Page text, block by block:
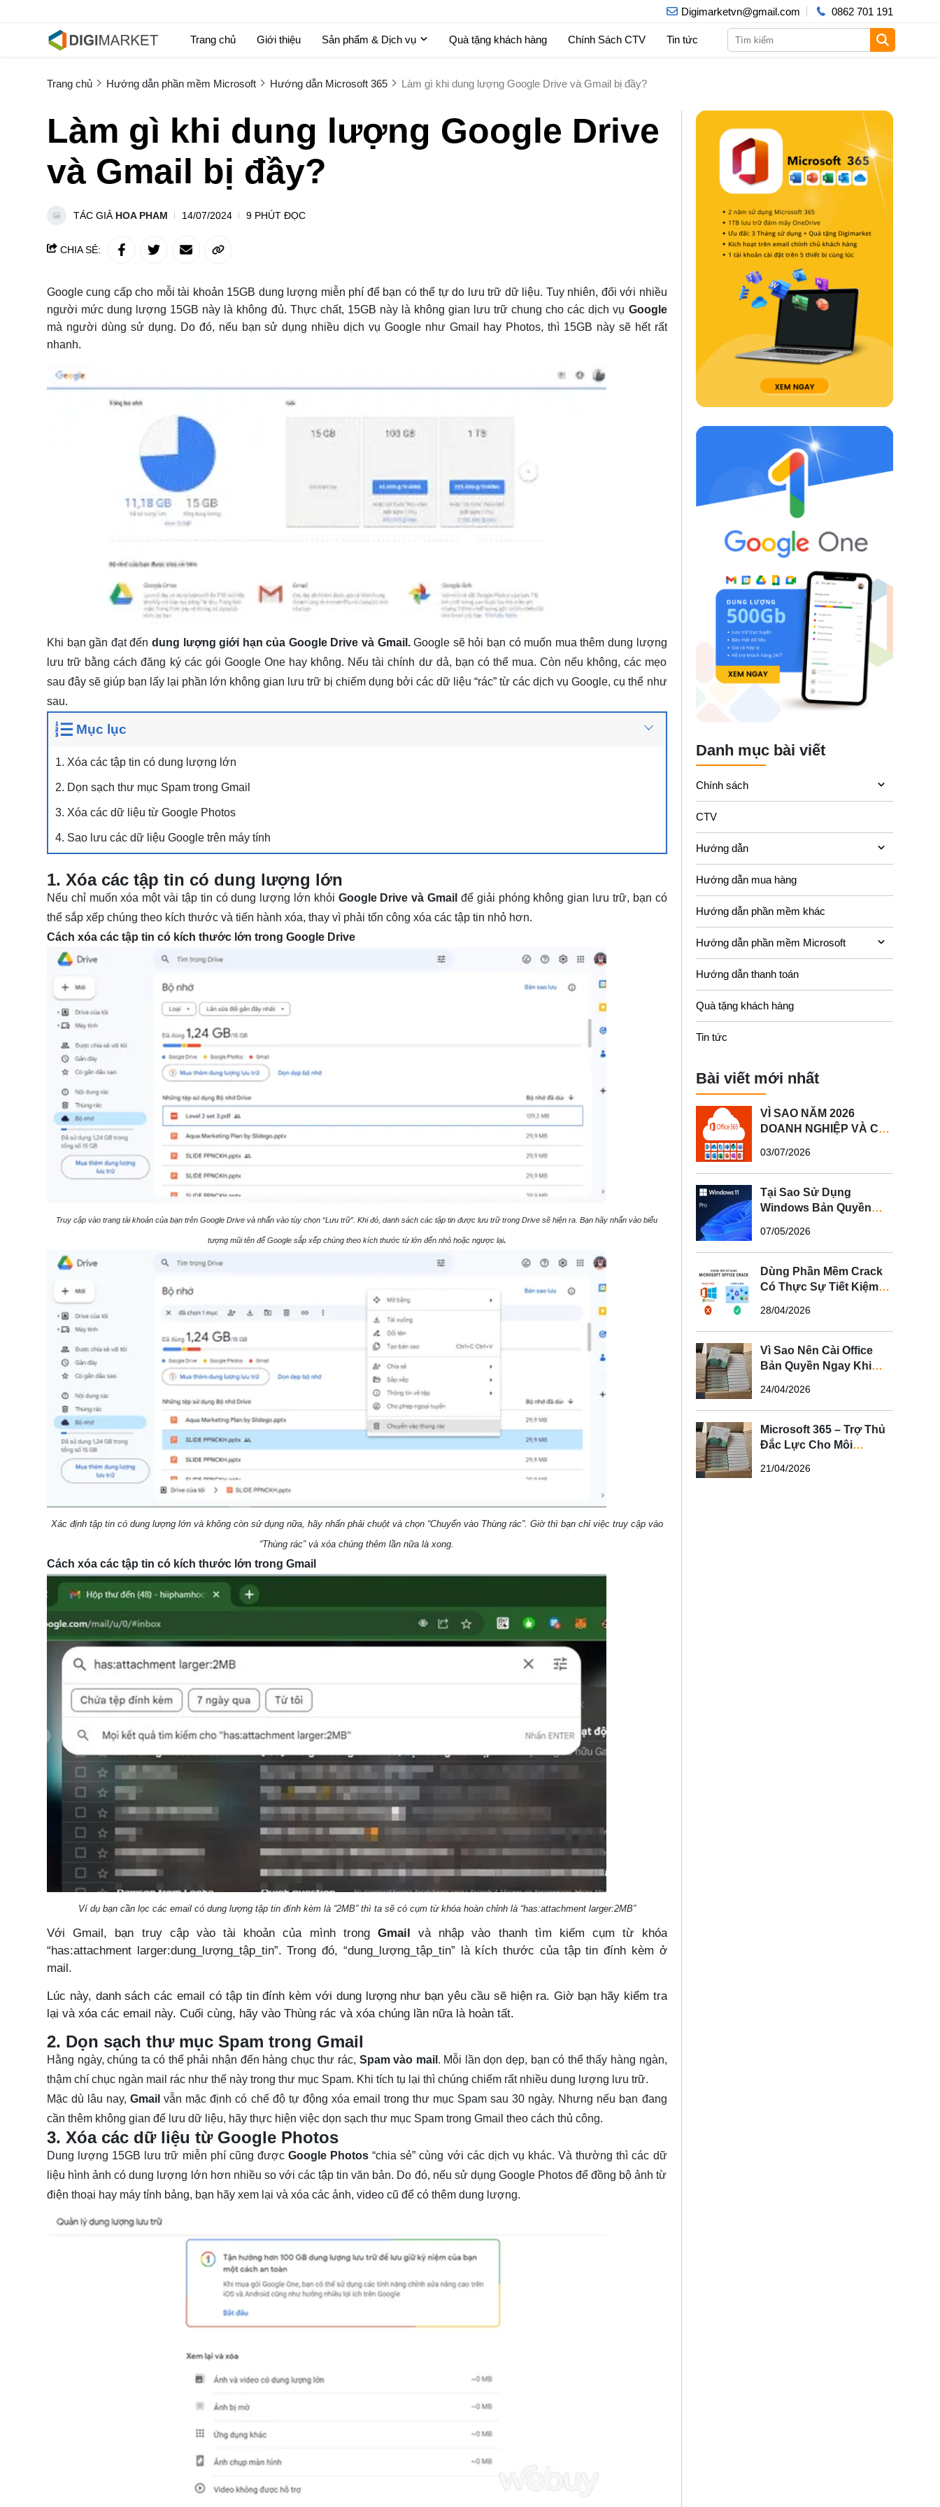
Digimarketvn@gmail.com 0862 701 191
Trang chủ Giới thiệu Sản phẩm & Dịch vụ Quà tặng khách hàng Chính Sách CTV Tin tức
Trang chủ Hướng dẫn phần mềm Microsoft Hướng dẫn Microsoft 365 Làm gì khi dung lượng Google Drive và Gmail bị đầy?
Làm gì khi dung lượng Google Drive
và Gmail bị đầy?
TÁC GIẢ HOA PHAM 14/07/2024 9 PHÚT ĐỌC
CHIA SẺ:
Google cung cấp cho mỗi tài khoản 15GB dung lượng miễn phí để bạn có thể tự do lưu trữ dữ liệu. Tuy nhiên, đối với nhiều
người mức dung lượng 15GB này là không đủ. Thực chất, 15GB này là không gian lưu trữ chung cho các dịch vụ Google
mà người dùng sử dụng. Do đó, nếu bạn sử dụng nhiều dịch vụ Google như Gmail hay Photos, thì 15GB này sẽ hết rất
nhanh.
Khi bạn gần đạt đến dung lượng giới hạn của Google Drive và Gmail.Google sẽ hỏi bạn có muốn mua thêm dung lượng
lưu trữ bằng cách đăng ký các gói Google One hay không. Nếu tài chính dư dả, bạn có thể mua. Còn nếu không, các mẹo
sau đây sẽ giúp bạn lấy lại phần lớn không gian lưu trữ bị chiếm dụng bởi các dữ liệu “rác” từ các dịch vụ Google, cụ thể như
sau.
Mục lục
1. Xóa các tập tin có dung lượng lớn
2. Dọn sạch thư mục Spam trong Gmail
3. Xóa các dữ liệu từ Google Photos
4. Sao lưu các dữ liệu Google trên máy tính
1. Xóa các tập tin có dung lượng lớn
Nếu chỉ muốn xóa một vài tập tin có dung lượng lớn khỏi Google Drive và Gmail để giải phóng không gian lưu trữ, bạn có
thể sắp xếp chúng theo kích thước và tiến hành xóa, thay vì phải tốn công xóa các tập tin nhỏ hơn.
Cách xóa các tập tin có kích thước lớn trong Google Drive
Truy cập vào trang tài khoản của bạn trên Google Drive và nhấn vào tùy chọn “Lưu trữ”. Khi đó, danh sách các tập tin được lưu trữ trong Drive sẽ hiện ra. Bạn hãy nhấn vào biểu
tượng mũi tên để Google sắp xếp chúng theo kích thước từ lớn đến nhỏ hoặc ngược lại.
Xác định tập tin có dung lượng lớn và không còn sử dụng nữa, hãy nhấn phải chuột và chọn “Chuyển vào Thùng rác”. Giờ thì bạn chỉ việc truy cập vào
“Thùng rác” và xóa chúng thêm lần nữa là xong.
Cách xóa các tập tin có kích thước lớn trong Gmail
Ví dụ bạn cần lọc các email có dung lượng tập tin đính kèm là “2MB” thì ta sẽ có cụm từ khóa hoàn chỉnh là “has:attachment larger:2MB”
Với Gmail, bạn truy cập vào tài khoản của mình trong Gmail và nhập vào thanh tìm kiếm cụm từ khóa
“has:attachment larger:dung_lượng_tập_tin”. Trong đó, “dung_lượng_tập_tin” là kích thước của tập tin đính kèm ở
mail.
Lúc này, danh sách các email có tập tin đính kèm với dung lượng như bạn yêu cầu sẽ hiện ra. Giờ bạn hãy kiểm tra
lại và xóa các email này. Cuối cùng, hãy vào Thùng rác và xóa chúng lần nữa là hoàn tất.
2. Dọn sạch thư mục Spam trong Gmail
Hằng ngày, chúng ta có thể phải nhận đến hàng chục thư rác, Spam vào mail . Mỗi lần dọn dẹp, bạn có thể thấy hàng ngàn,
thậm chí chục ngàn mail rác như thế này trong thư mục Spam. Khi tích tụ lại thì chúng chiếm rất nhiều dung lượng lưu trữ.
Mặc dù lâu nay,Gmail vẫn mặc định có chế độ tự động xóa email trong thư mục Spam sau 30 ngày. Nhưng nếu bạn đang
cần thêm không gian để lưu dữ liệu, hãy thực hiện việc dọn sạch thư mục Spam trong Gmail theo cách thủ công.
3. Xóa các dữ liệu từ Google Photos
Dung lượng 15GB lưu trữ miễn phí cũng được Google Photos “chia sẻ” cùng với các dịch vụ khác. Và thường thì các dữ
liệu hình ảnh có dung lượng lớn hơn nhiều so với các tập tin văn bản. Do đó, nếu sử dụng Google Photos để đồng bộ ảnh từ
điện thoại hay máy tính bảng, bạn hãy xem lại và xóa các ảnh, video cũ để có thêm dung lượng.
Danh mục bài viết
Chính sách
CTV
Hướng dẫn
Hướng dẫn mua hàng
Hướng dẫn phần mềm khác
Hướng dẫn phần mềm Microsoft
Hướng dẫn thanh toán
Quà tặng khách hàng
Tin tức
Bài viết mới nhất
VÌ SAO NĂM 2026
DOANH NGHIỆP VÀ CÁ
MICROSOFT 365 BẢN
QUYỀN?
03/07/2026
Tại Sao Sử Dụng
Windows Bản Quyền
Tính Của Bạn?
07/05/2026
Dùng Phần Mềm Crack
Có Thực Sự Tiết Kiệm?
28/04/2026
Vì Sao Nên Cài Office
Bản Quyền Ngay Khi
24/04/2026
Microsoft 365 – Trợ Thủ
Đắc Lực Cho Môi
Đại
21/04/2026